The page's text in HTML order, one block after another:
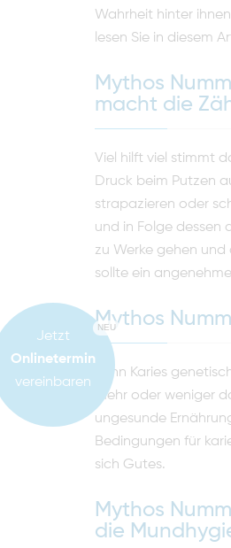
Wahrheit hinter
lesen Sie in diesem
Mythos
macht die
Viel hilft viel stimmt
Druck beim Putzen
strapazieren oder
und in Folge dessen
zu Werke gehen
sollte ein
Mythos
Kann Karies
mehr oder weniger
ungesunde
Bedingungen für
sich Gutes.
Mythos
die
NEU
Jetzt
Onlinetermin
vereinbaren